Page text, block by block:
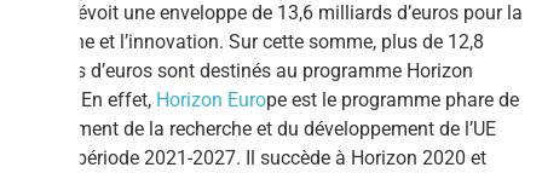
2024 prévoit une enveloppe de 13,6 milliards d’euros pour la
recherche et l’innovation. Sur cette somme, plus de 12,8
milliards d’euros sont destinés au programme Horizon
Europe. En effet, Horizon Europe est le programme phare de
financement de la recherche et du développement de l’UE
pour la période 2021-2027. Il succède à Horizon 2020 et